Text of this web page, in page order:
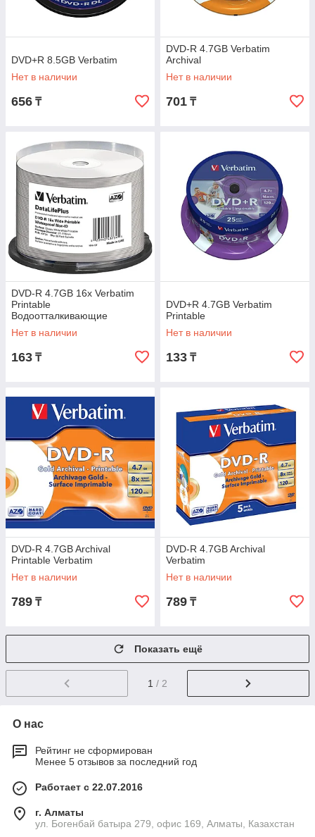
DVD+R 8.5GB Verbatim
Нет в наличии
656 ₸
DVD-R 4.7GB Verbatim
Archival
Нет в наличии
701 ₸
DVD-R 4.7GB 16x Verbatim
Printable
Водоотталкивающие
Нет в наличии
163 ₸
DVD+R 4.7GB Verbatim
Printable
Нет в наличии
133 ₸
DVD-R 4.7GB Archival
Printable Verbatim
Нет в наличии
789 ₸
DVD-R 4.7GB Archival
Verbatim
Нет в наличии
789 ₸
Показать ещё
1 / 2
О нас
Рейтинг не сформирован
Менее 5 отзывов за последний год
Работает с 22.07.2016
г. Алматы
ул. Богенбай батыра 279, офис 169, Алматы, Казахстан